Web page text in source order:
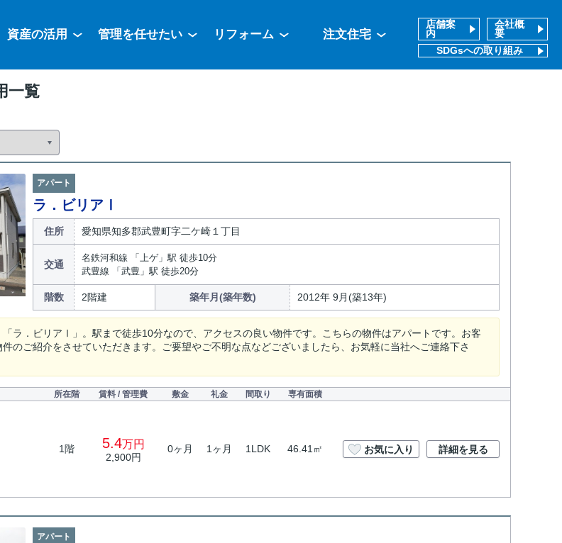
資産の活用 管理を任せたい リフォーム 注文住宅
店舗案
内
会社概
要
SDGsへの取り組み
一覧
アパート
ラ．ビリアⅠ
住所 愛知県知多郡武豊町字二ケ崎１丁目
交通
名鉄河和線 「上ゲ」駅 徒歩10分
武豊線 「武豊」駅 徒歩20分
階数 2階建 築年月(築年数) 2012年 9月(築13年)
ラ．ビリアⅠ」。駅まで徒歩10分なので、アクセスの良い物件です。こちらの物件はアパートです。お客
のご紹介をさせていただきます。ご要望やご不明な点などございましたら、お気軽に当社へご連絡下さ
所在階 賃料 / 管理費 敷金 礼金 間取り 専有面積
1階 5.4万円
2,900円
0ヶ月 1ヶ月 1LDK 46.41㎡ お気に入り 詳細を見る
アパート